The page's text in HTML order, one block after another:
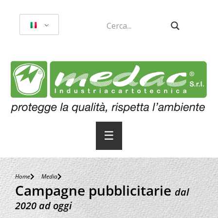
☰
Home Media
Campagne pubblicitariedal
2020 ad oggi